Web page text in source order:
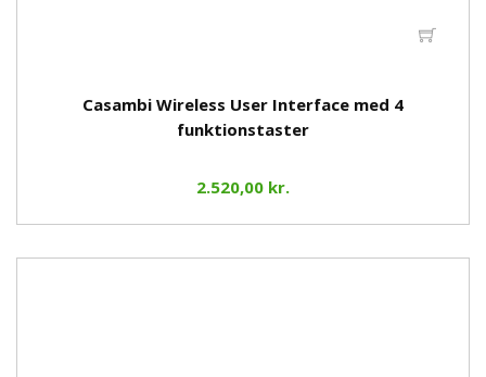
Casambi Wireless User Interface med 4
funktionstaster
2.520,00 kr.